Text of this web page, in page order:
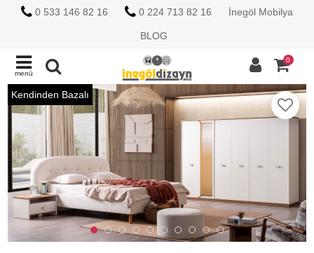
0 533 146 82 16 0 224 713 82 16 İnegöl Mobilya
BLOG
menü
0
Kendinden Bazalı